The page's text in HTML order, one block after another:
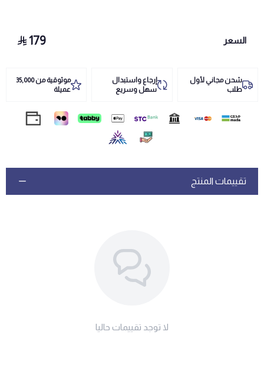
السعر 179
شحن مجاني لأول
طلب
إرجاع واستبدال
سهل وسريع
موثوقية من 35,000
عميلة
تقييمات المنتج
لا توجد تقييمات حاليا